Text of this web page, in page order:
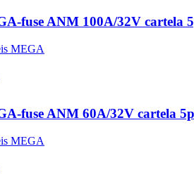
fuse ANM 100A/32V cartela
MEGA
fuse ANM 60A/32V cartela
MEGA